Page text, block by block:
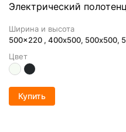
Электрический
Ширина и высота
500x220 , 400х500, 500x500,
Цвет
Купить